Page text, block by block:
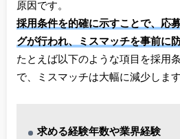
原因です。
採用条件を的確に示すことで、応
グが行われ、ミスマッチを事前に
たとえば以下のような項目を採用
で、ミスマッチは大幅に減少します
求める経験年数や業界経験